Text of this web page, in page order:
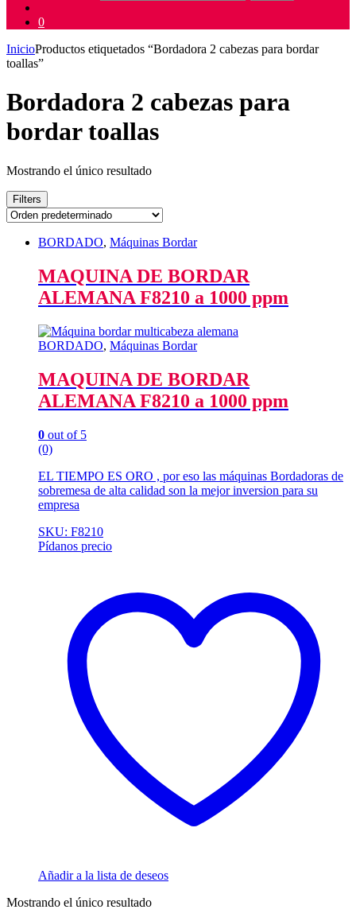
0
InicioProductos etiquetados “Bordadora 2 cabezas para bordar
toallas”
Bordadora 2 cabezas para
bordar toallas
Mostrando el único resultado
Filters
BORDADO, Máquinas Bordar
MAQUINA DE BORDAR
ALEMANA F8210 a 1000 ppm
BORDADO, Máquinas Bordar
MAQUINA DE BORDAR
ALEMANA F8210 a 1000 ppm
0 out of 5
(0)
EL TIEMPO ES ORO , por eso las máquinas Bordadoras de
sobremesa de alta calidad son la mejor inversion para su
empresa
SKU: F8210
Pídanos precio
Añadir a la lista de deseos
Mostrando el único resultado